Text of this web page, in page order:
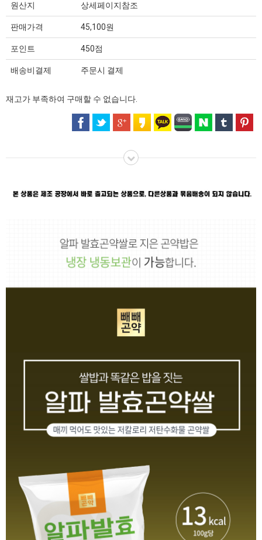
원산지 상세페이지참조
판매가격 45,100원
포인트 450점
배송비결제 주문시 결제
재고가 부족하여 구매할 수 없습니다.